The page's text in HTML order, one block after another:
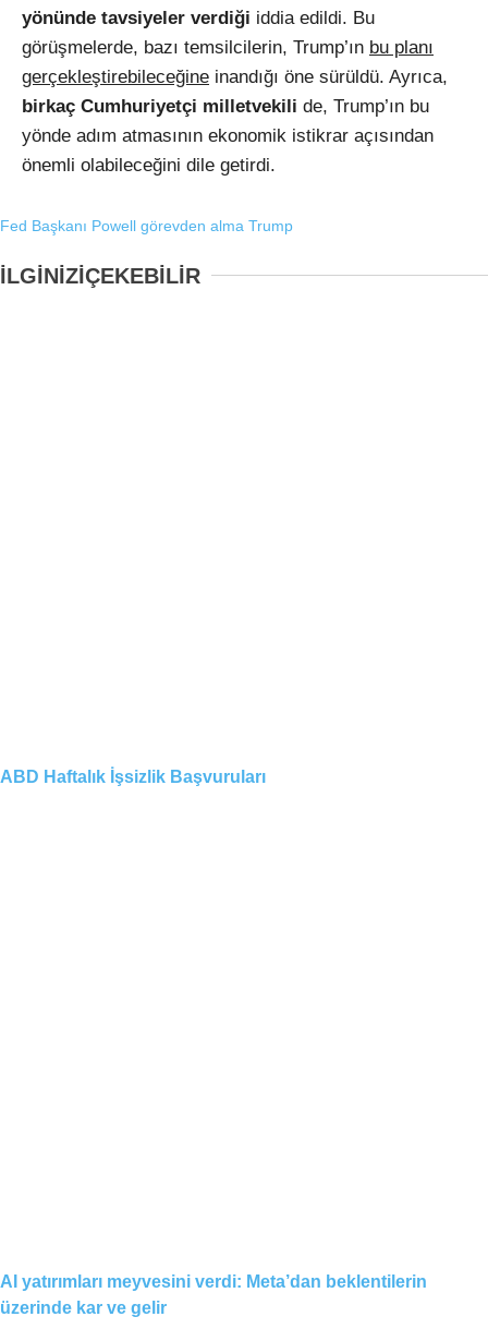
yönünde tavsiyeler verdiği iddia edildi. Bu
görüşmelerde, bazı temsilcilerin, Trump’ın bu planı
gerçekleştirebileceğine inandığı öne sürüldü. Ayrıca,
birkaç Cumhuriyetçi milletvekili de, Trump’ın bu
yönde adım atmasının ekonomik istikrar açısından
önemli olabileceğini dile getirdi.
Fed Başkanı Powell görevden alma Trump
İLGİNİZİÇEKEBİLİR
ABD Haftalık İşsizlik Başvuruları
AI yatırımları meyvesini verdi: Meta’dan beklentilerin
üzerinde kar ve gelir